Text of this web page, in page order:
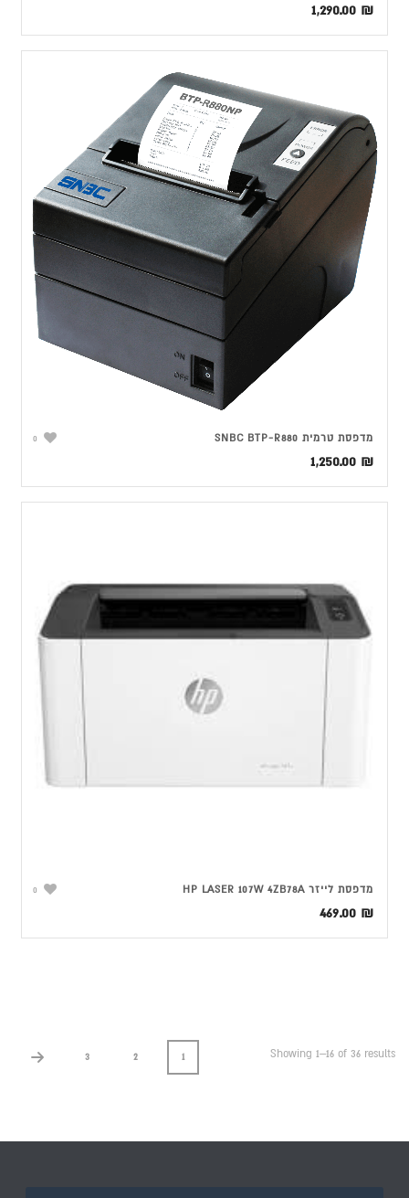
1,290.00 ₪
0 מדפסת טרמית SNBC BTP-R880
1,250.00 ₪
0 מדפסת ‏לייזר HP LASER 107W 4ZB78A
469.00 ₪
1
2
3 Showing 1–16 of 36 results